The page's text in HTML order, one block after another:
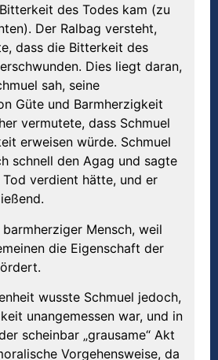
des Todes kam (zu
Der Ralbag versteht,
dass die Bitterkeit des
Dies liegt daran,
sah, seine
Güte und Barmherzigkeit
vermutete, dass Schmuel
erweisen würde. Schmuel
schnell den Agag und sagte
Tod verdient hätte, und er
Mensch, weil
die Eigenschaft der
wusste Schmuel jedoch,
unangemessen war, und in
scheinbar „grausame“ Akt
Vorgehensweise, da